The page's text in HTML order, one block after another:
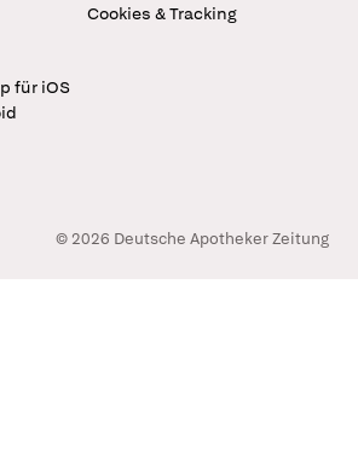
Cookies & Tracking
für iOS
© 2026 Deutsche Apotheker Zeitung